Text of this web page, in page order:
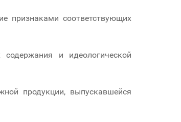
признаками соответствующих
и идеологической
продукции, выпускавшейся